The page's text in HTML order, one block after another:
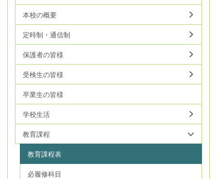
本校の概要
定時制・通信制
保護者の皆様
受検生の皆様
卒業生の皆様
学校生活
教育課程
教育課程表
必履修科目